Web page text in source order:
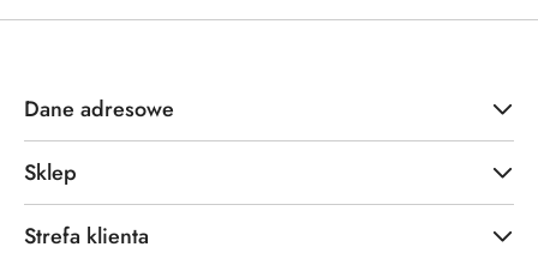
Dane adresowe
Sklep
Strefa klienta